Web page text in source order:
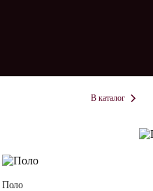
В каталог
Поло